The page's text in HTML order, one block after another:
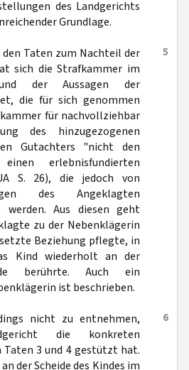
des Landgerichts
Grundlage.
5
Taten zum Nachteil der
sich die Strafkammer im
der Aussagen der
die für sich genommen
für nachvollziehbar
des hinzugezogenen
Gutachters "nicht den
erlebnisfundierten
S. 26), die jedoch von
des Angeklagten
Aus diesen geht
zu der Nebenklägerin
Beziehung pflegte, in
Kind wiederholt an der
berührte. Auch ein
ist beschrieben.
6
nicht zu entnehmen,
die konkreten
Taten 3 und 4 gestützt hat.
der Scheide des Kindes im